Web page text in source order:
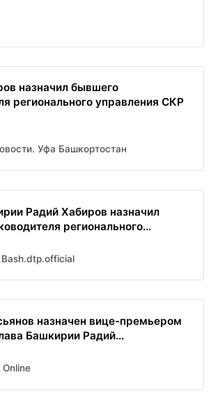
назначил бывшего
регионального управления СКР
Уфа Башкортостан
Радий Хабиров назначил
регионального...
назначен вице-премьером
Башкирии Радий...